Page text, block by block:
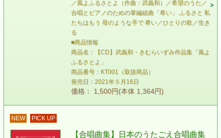
／風よふるさとよ（作曲：武義和）／希望のうた／
合唱とピアノのための掌編組曲「希い」 ふるさと 私
たちはもう 母のような手で 希い／ひとりの歌／生き
る
■商品情報
商品名：【CD】武義和・きむらいずみ作品集「風よ
ふるさとよ」
商品番号：KT001（取扱商品）
発売日：2021年５月16日
価格： 1,500円(本体 1,364円)
NEW PICK UP
【合唱曲集】日本のうたごえ合唱曲集